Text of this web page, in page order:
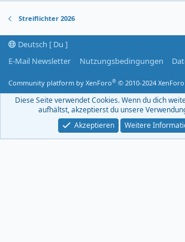
Streiflichter 2026
Deutsch [ Du ]
E-Mail Newsletter
Nutzungsbedingungen
Community platform by XenForo® © 2010-2024
Diese Seite verwendet Cookies. Wenn du dich
aufhältst, akzeptierst du unsere
Akzeptieren
Weitere